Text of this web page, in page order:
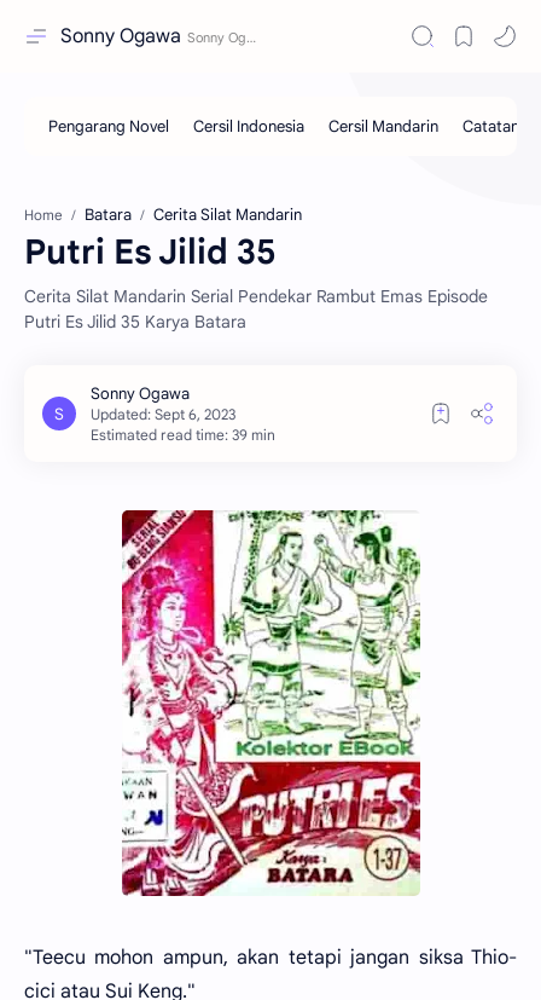
Sonny Ogawa
Home Batara Cerita Silat Mandarin
Putri Es Jilid 35
Cerita Silat Mandarin Serial Pendekar Rambut Emas Episode
Putri Es Jilid 35 Karya Batara
Estimated read time: 39 min
"Teecu mohon ampun, akan tetapi jangan siksa Thio-
cici atau Sui Keng."